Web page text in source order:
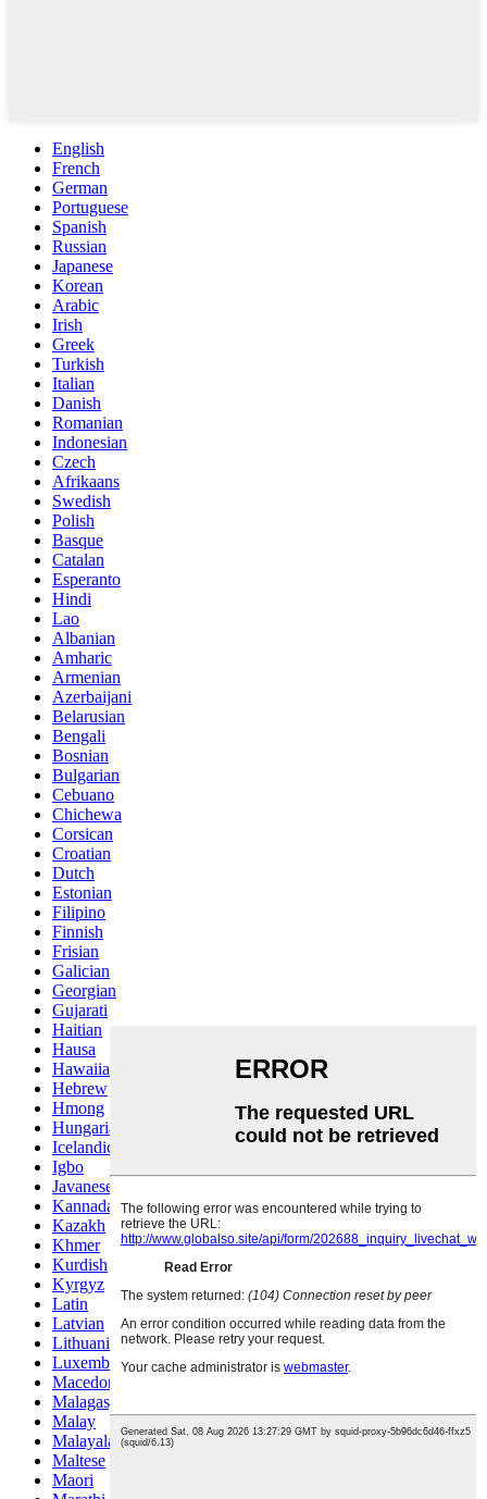
English
French
German
Portuguese
Spanish
Russian
Japanese
Korean
Arabic
Irish
Greek
Turkish
Italian
Danish
Romanian
Indonesian
Czech
Afrikaans
Swedish
Polish
Basque
Catalan
Esperanto
Hindi
Lao
Albanian
Amharic
Armenian
Azerbaijani
Belarusian
Bengali
Bosnian
Bulgarian
Cebuano
Chichewa
Corsican
Croatian
Dutch
Estonian
Filipino
Finnish
Frisian
Galician
Georgian
Gujarati
Haitian
Hausa
Hawaiian
Hebrew
Hmong
Hungarian
Icelandic
Igbo
Javanese
Kannada
Kazakh
Khmer
Kurdish
Kyrgyz
Latin
Latvian
Lithuanian
Luxembou..
Macedonian
Malagasy
Malay
Malayalam
Maltese
Maori